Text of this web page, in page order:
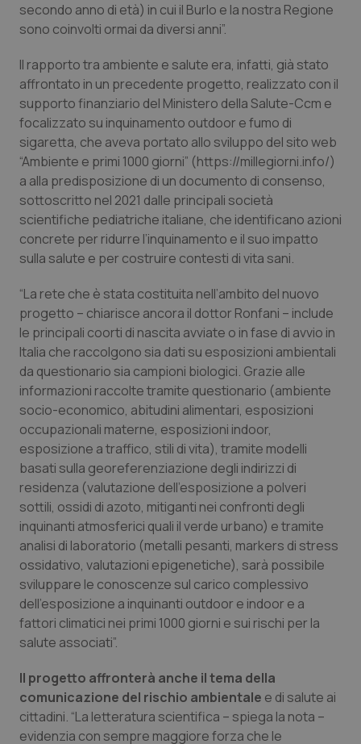
Valle D’Aosta
Veneto
Oncodermatologia
Oncoematologia
Oncologia & Nutrizione
Psoriasi & pelle
Quotidiano Cardiologia
Quotidiano Chirurgia
Quotidiano Pediatria
Rene & patologie urogenitali
Salute orale & impianti
Sangue & coagulazione
Tiroide
Tumore al seno
Tumore ovarico
Tumori del Polmone & Testa Collo
Tumori gastrointestinali
Ulcera & Reflusso
Vaccini
secondo anno di età) in cui il Burlo e la nostra Regione
sono coinvolti ormai da diversi anni”.
Il rapporto tra ambiente e salute era, infatti, già stato
affrontato in un precedente progetto, realizzato con il
supporto finanziario del Ministero della Salute-Ccm e
focalizzato su inquinamento outdoor e fumo di
sigaretta, che aveva portato allo sviluppo del sito web
“Ambiente e primi 1000 giorni” (https://millegiorni.info/)
a alla predisposizione di un documento di consenso,
sottoscritto nel 2021 dalle principali società
scientifiche pediatriche italiane, che identificano azioni
concrete per ridurre l’inquinamento e il suo impatto
sulla salute e per costruire contesti di vita sani.
“La rete che è stata costituita nell’ambito del nuovo
progetto – chiarisce ancora il dottor Ronfani – include
le principali coorti di nascita avviate o in fase di avvio in
Italia che raccolgono sia dati su esposizioni ambientali
da questionario sia campioni biologici. Grazie alle
informazioni raccolte tramite questionario (ambiente
socio-economico, abitudini alimentari, esposizioni
occupazionali materne, esposizioni indoor,
esposizione a traffico, stili di vita), tramite modelli
basati sulla georeferenziazione degli indirizzi di
residenza (valutazione dell’esposizione a polveri
sottili, ossidi di azoto, mitiganti nei confronti degli
inquinanti atmosferici quali il verde urbano) e tramite
analisi di laboratorio (metalli pesanti, markers di stress
ossidativo, valutazioni epigenetiche), sarà possibile
sviluppare le conoscenze sul carico complessivo
dell’esposizione a inquinanti outdoor e indoor e a
fattori climatici nei primi 1000 giorni e sui rischi per la
salute associati”.
Il progetto affronterà anche il tema della
comunicazione del rischio ambientale e di salute ai
cittadini. “La letteratura scientifica – spiega la nota –
evidenzia con sempre maggiore forza che le